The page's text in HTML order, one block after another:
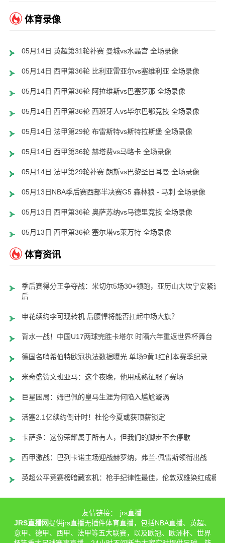
体育录像
05月14日 英超第31轮补赛 曼城vs水晶宫 全场录像
05月14日 西甲第36轮 比利亚雷亚尔vs塞维利亚 全场录像
05月14日 西甲第36轮 阿拉维斯vs巴塞罗那 全场录像
05月14日 西甲第36轮 西班牙人vs毕尔巴鄂竞技 全场录像
05月14日 法甲第29轮 布雷斯特vs斯特拉斯堡 全场录像
05月14日 西甲第36轮 赫塔费vs马略卡 全场录像
05月14日 法甲第29轮补赛 朗斯vs巴黎圣日耳曼 全场录像
05月13日NBA季后赛西部半决赛G5 森林狼 - 马刺 全场录像
05月13日 西甲第36轮 奥萨苏纳vs马德里竞技 全场录像
05月13日 西甲第36轮 塞尔塔vs莱万特 全场录像
体育资讯
季后赛得分王争夺战：米切尔5场30+领跑，亚历山大坎宁安紧追
后
申花续约李可现转机 后腰悍将能否扛起中场大旗？
背水一战！中国U17两球完胜卡塔尔 时隔六年重返世界杯舞台
德国名哨希伯特欧冠执法数据曝光 单场9黄1红创本赛季纪录
米奇盛赞文班亚马：这个夜晚，他用成熟征服了赛场
巨星困局：姆巴佩的皇马生涯为何陷入尴尬漩涡
活塞2.1亿续约倒计时！杜伦今夏或获顶薪锁定
卡萨多：这份荣耀属于所有人，但我们的脚步不会停歇
西甲激战：巴列卡诺主场迎战赫罗纳，弗兰-佩雷斯领衔出战
英超公平竞赛榜暗藏玄机：枪手纪律性最佳，伦敦双雄染红成瘾
友情链接：
jrs直播
JRS直播网提供jrs直播无插件体育直播，包括NBA直播、英超、
意甲、德甲、西甲、法甲等五大联赛，以及欧冠、欧洲杯、世界